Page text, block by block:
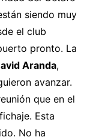
siendo muy
el club
pronto. La
Aranda,
avanzar.
que en el
Esta
No ha